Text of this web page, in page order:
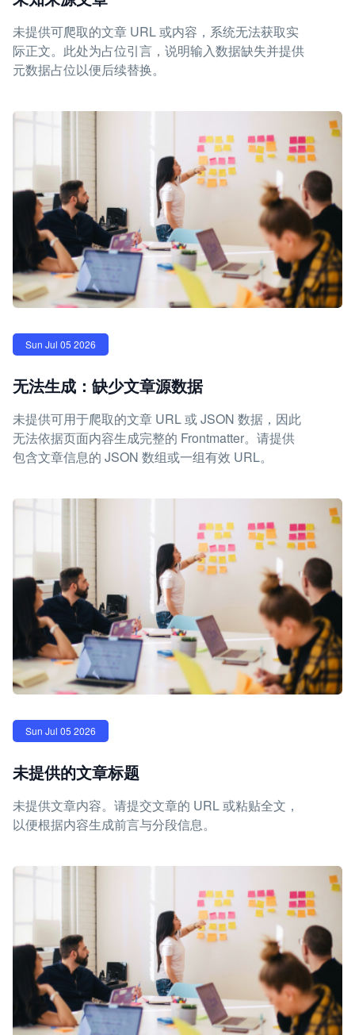
未提供可爬取的文章 URL 或内容，系统无法获取实
际正文。此处为占位引言，说明输入数据缺失并提供
元数据占位以便后续替换。
Sun Jul 05 2026
无法生成：缺少文章源数据
未提供可用于爬取的文章 URL 或 JSON 数据，因此
无法依据页面内容生成完整的 Frontmatter。请提供
包含文章信息的 JSON 数组或一组有效 URL。
Sun Jul 05 2026
未提供的文章标题
未提供文章内容。请提交文章的 URL 或粘贴全文，
以便根据内容生成前言与分段信息。